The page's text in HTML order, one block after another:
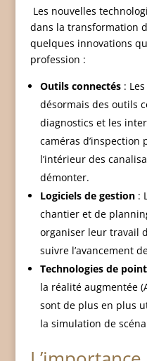
Les nouvelles
dans la transformation
quelques innovations
profession :
Outils connectés:
désormais des outils
diagnostics et les
caméras
l’intérieur des
démonter.
Logiciels de gestion:
chantier et de
organiser leur travail
suivre l’avancement
Technologies de
la réalité augmentée
sont de plus en plus
la simulation de